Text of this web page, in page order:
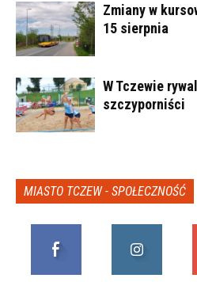
Zmiany w
15 sierpnia
W Tczewie
szczyporniści
MIASTO TCZEW - SPOŁECZNOŚĆ